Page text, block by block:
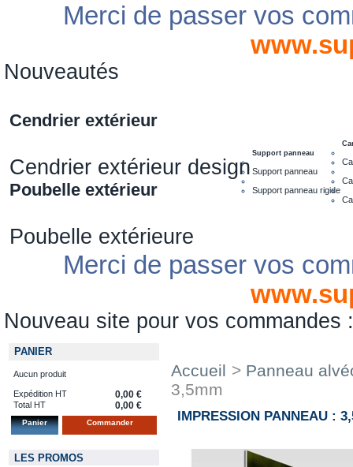
Merci de passer vos
Nouveautés
Cendrier extérieur
Cendrier extérieur design
Poubelle extérieur
Poubelle extérieure
Support panneau
Support panneau
Support panneau rigide
Merci de passer vos
Nouveau site pour vos commandes
PANIER
Aucun produit
Expédition HT 0,00 €
Total HT 0,00 €
Panier Commander
LES PROMOS
Accueil > Panneau
3,5mm
IMPRESSION PANNEAU :